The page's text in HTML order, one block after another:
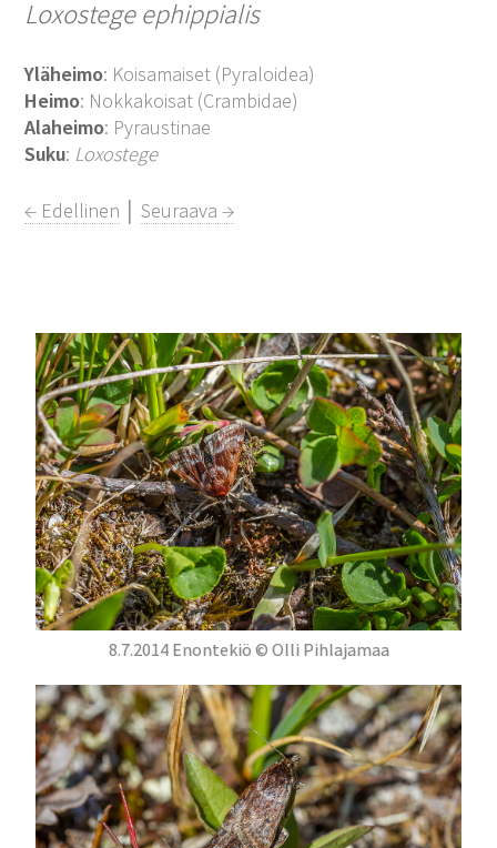
Loxostege ephippialis
Yläheimo: Koisamaiset (Pyraloidea)
Heimo: Nokkakoisat (Crambidae)
Alaheimo: Pyraustinae
Suku: Loxostege
← Edellinen │Seuraava →
8.7.2014 Enontekiö © Olli Pihlajamaa